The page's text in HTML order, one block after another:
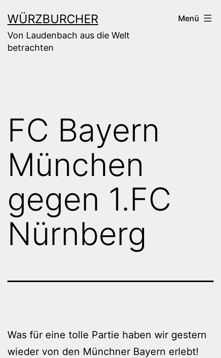
Inhalt
springen
WÜRZBURCHER
Von Laudenbach aus die Welt
betrachten
Menü
FC Bayern
München
gegen 1.FC
Nürnberg
Was für eine tolle Partie haben wir gestern
wieder von den Münchner Bayern erlebt!